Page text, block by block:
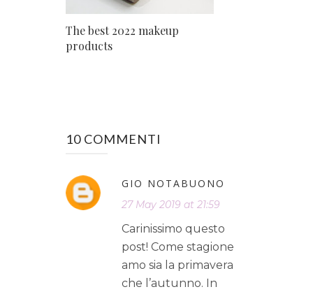
The best 2022 makeup
products
10 COMMENTI
GIO NOTABUONO
27 May 2019 at 21:59
Carinissimo questo
post! Come stagione
amo sia la primavera
che l’autunno. In